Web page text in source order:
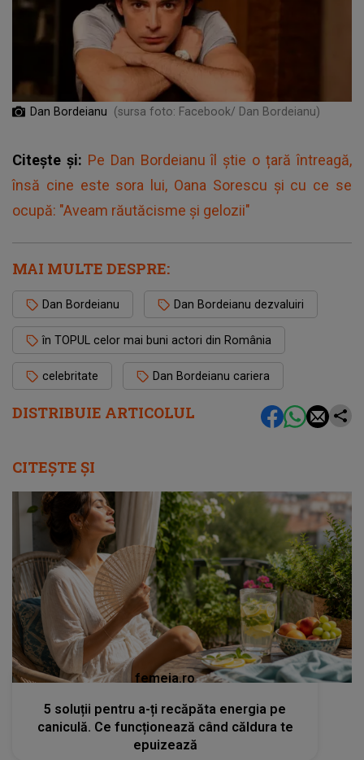
DISTRIBUIE ARTICOLUL
Dan Bordeianu (sursa foto: Facebook/ Dan Bordeianu)
Citește și: Pe Dan Bordeianu îl știe o țară întreagă,
însă cine este sora lui, Oana Sorescu și cu ce se
ocupă: "Aveam răutăcisme și gelozii"
MAI MULTE DESPRE:
Dan Bordeianu Dan Bordeianu dezvaluiri
în TOPUL celor mai buni actori din România
celebritate Dan Bordeianu cariera
CITEȘTE ȘI
femeia.ro
5 soluții pentru a-ți recăpăta energia pe
caniculă. Ce funcționează când căldura te
epuizează